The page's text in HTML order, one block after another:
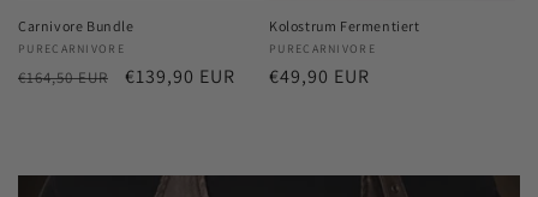
Carnivore Bundle
Anbieter:
PURECARNIVORE
Normaler
€164,50 EUR Verkaufspreis
€139,90 EUR
Kolostrum Fermentiert
Anbieter:
PURECARNIVORE
Normaler
€49,90 EUR